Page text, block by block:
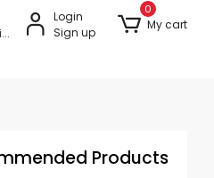
Select Region
Login
Sign up
0
My cart
Products